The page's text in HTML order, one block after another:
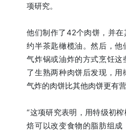
项研究。
他们制作了42个肉饼，并
约半茶匙橄榄油。然后，
气炸锅或油炸的方式烹饪
了生熟两种肉饼后发现，
气炸的肉饼比其他肉饼更有
“这项研究表明，用特级初
焙可以改变食物的脂肪组成